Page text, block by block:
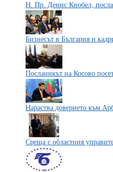
Н. Пр. Денис Кнобел,
Бизнесът в България и
Посланикът на Косово
Нараства доверието към
Среща с областния